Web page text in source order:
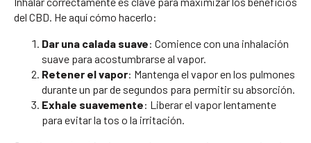
del CBD. He aquí cómo hacerlo:
Dar una calada suave: Comience con una inhalación
suave para acostumbrarse al vapor.
Retener el vapor: Mantenga el vapor en los pulmones
durante un par de segundos para permitir su absorción.
Exhale suavemente: Liberar el vapor lentamente
para evitar la tos o la irritación.